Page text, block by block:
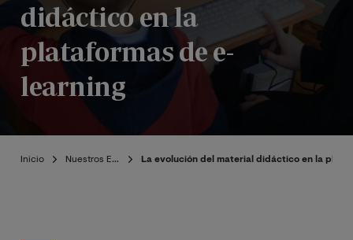
didáctico en la
plataformas de e-
learning
Inicio Nuestros Expertos La evolución del material didáctico en la